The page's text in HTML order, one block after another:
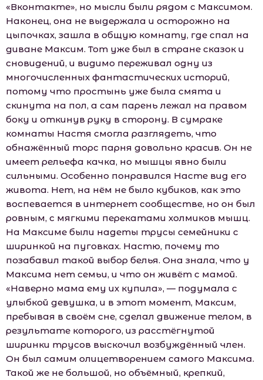
«Вконтакте», но мысли были рядом с Максимом.
Наконец, она не выдержала и осторожно на
цыпочках, зашла в общую комнату, где спал на
диване Максим. Тот уже был в стране сказок и
сновидений, и видимо переживал одну из
многочисленных фантастических историй,
потому что простынь уже была смята и
скинута на пол, а сам парень лежал на правом
боку и откинув руку в сторону. В сумраке
комнаты Настя смогла разглядеть, что
обнажённый торс парня довольно красив. Он не
имеет рельефа качка, но мышцы явно были
сильными. Особенно понравился Насте вид его
живота. Нет, на нём не было кубиков, как это
воспевается в интернет сообществе, но он был
ровным, с мягкими перекатами холмиков мышц.
На Максиме были надеты трусы семейники с
ширинкой на пуговках. Настю, почему то
позабавил такой выбор белья. Она знала, что у
Максима нет семьи, и что он живёт с мaмoй.
«Наверно мама ему их купила», — подумала с
улыбкой девушка, и в этот момент, Максим,
пребывая в своём сне, сделал движение телом, в
результате которого, из расстёгнутой
ширинки трусов выскочил возбуждённый член.
Он был самим олицетворением самого Максима.
Такой же не большой, но объёмный, крепкий,